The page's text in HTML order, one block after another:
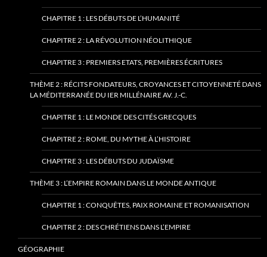
CHAPITRE 1 : LES DÉBUTS DE L’HUMANITÉ
CHAPITRE 2 : LA RÉVOLUTION NÉOLITHIQUE
CHAPITRE 3 : PREMIERS ETATS, PREMIÈRES ÉCRITURES
THÈME 2 : RÉCITS FONDATEURS, CROYANCES ET CITOYENNETÉ DANS
LA MÉDITERRANÉE DU IER MILLÉNAIRE AV. J.-C.
CHAPITRE 1 : LE MONDE DES CITÉS GRECQUES
CHAPITRE 2 : ROME, DU MYTHE À L’HISTOIRE
CHAPITRE 3 : LES DÉBUTS DU JUDAÏSME
THÈME 3 : L’EMPIRE ROMAIN DANS LE MONDE ANTIQUE
CHAPITRE 1 : CONQUÊTES, PAIX ROMAINE ET ROMANISATION
CHAPITRE 2 : DES CHRÉTIENS DANS L’EMPIRE
GÉOGRAPHIE